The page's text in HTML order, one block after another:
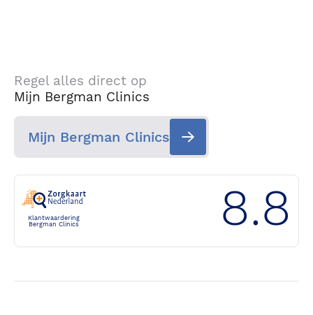
Regel alles direct op
Mijn Bergman Clinics
Mijn Bergman Clinics
Klantwaardering
Bergman Clinics
8.8